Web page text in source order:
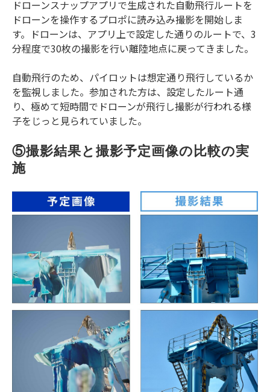
ドローンスナップアプリで生成された自動飛行ルートを
ドローンを操作するプロポに読み込み撮影を開始しま
す。ドローンは、アプリ上で設定した通りのルートで、3
分程度で30枚の撮影を行い離陸地点に戻ってきました。
自動飛行のため、パイロットは想定通り飛行しているか
を監視しました。参加された方は、設定したルート通
り、極めて短時間でドローンが飛行し撮影が行われる様
子をじっと見られていました。
⑤撮影結果と撮影予定画像の比較の実
施